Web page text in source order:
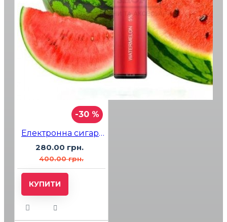
-30 %
Електронна сигарета Elf Bar 1500 Ultra Watermelon (Кавун)
280.00 грн.
400.00 грн.
КУПИТИ